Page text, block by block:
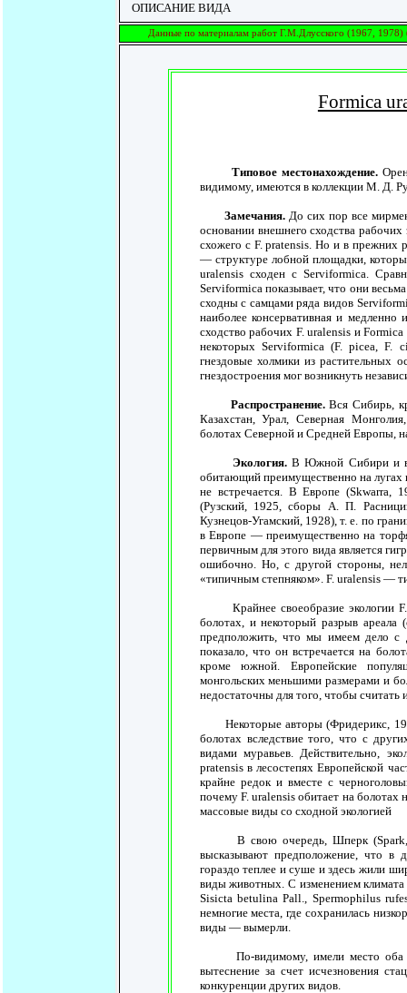
ОПИСАНИЕ ВИДА
Данные по материалам работ Г.М.Длусского (1967, 1978)
Formica
Типовое местонахождение.
видимому, имеются в коллекции М. Д.
Замечания. До сих пор все
основании внешнего сходства
схожего с F. pratensis. Но и в прежних
— структуре лобной площадки,
uralensis сходен с Serviformica.
Serviformica показывает, что они
сходны с самцами ряда видов
наиболее консервативная и медленно
сходство рабочих F. uralensis и
некоторых Serviformica (F. picea, F.
гнездовые холмики из растительных
гнездостроения мог возникнуть
Распространение.Вся Сибирь,
Казахстан, Урал, Северная
болотах Северной и Средней Европы,
Экология. В Южной Сибири и в
обитающий преимущественно на лугах
не встречается. В Европе (Skwarra,
(Рузский, 1925, сборы А. П.
Кузнецов-Угамский, 1928), т. е. по
в Европе — преимущественно на
первичным для этого вида является
ошибочно. Но, с другой стороны,
«типичным степняком». F. uralensis —
Крайнее своеобразие экологии F.
болотах, и некоторый разрыв
предположить, что мы имеем дело с
показало, что он встречается на
кроме южной. Европейские
монгольских меньшими размерами и
недостаточны для того, чтобы считать
Некоторые авторы (Фридерикс,
болотах вследствие того, что с
видами муравьев. Действительно,
pratensis в лесостепях Европейской
крайне редок и вместе с
почему F. uralensis обитает на болотах
массовые виды со сходной экологией
В свою очередь, Шперк (Spark,
высказывают предположение, что в
гораздо теплее и суше и здесь жили
виды животных. С изменением
Sisicta betulina Pall., Spermophilus
немногие места, где сохранилась
виды — вымерли.
По-видимому, имели место оба
вытеснение за счет исчезновения
конкуренции других видов.